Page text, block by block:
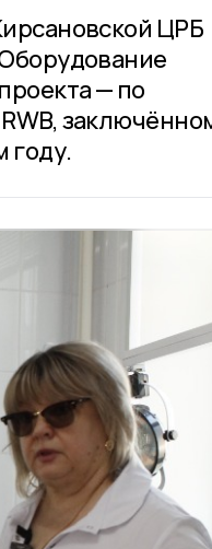
ЦРБ
— по
году.